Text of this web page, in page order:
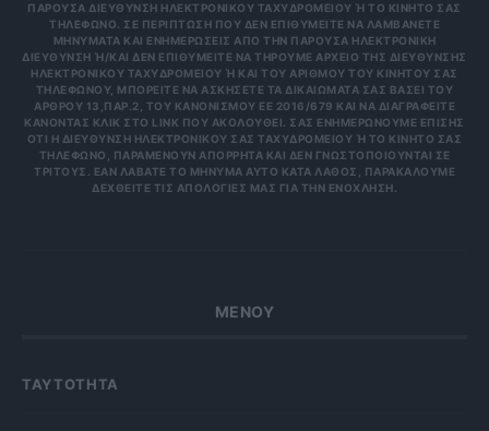
ΠΑΡΟΎΣΑ ΔΙΕΎΘΥΝΣΗ ΗΛΕΚΤΡΟΝΙΚΟΎ ΤΑΧΥΔΡΟΜΕΊΟΥ Ή ΤΟ ΚΙΝΗΤΌ ΣΑΣ Τ
ΗΛΈΦΩΝΟ. ΣΕ ΠΕΡΊΠΤΩΣΗ ΠΟΥ ΔΕΝ ΕΠΙΘΥΜΕΊΤΕ ΝΑ ΛΑΜΒΆΝΕΤΕ Μ
ΗΝΎΜΑΤΑ ΚΑΙ ΕΝΗΜΕΡΏΣΕΙΣ ΑΠΌ ΤΗΝ ΠΑΡΟΎΣΑ ΗΛΕΚΤΡΟΝΙΚΉ Δ
ΙΕΎΘΥΝΣΗ Ή/ΚΑΙ ΔΕΝ ΕΠΙΘΥΜΕΊΤΕ ΝΑ ΤΗΡΟΎΜΕ ΑΡΧΕΊΟ ΤΗΣ ΔΙΕΎΘΥΝΣΗΣ ΗΛ
ΕΚΤΡΟΝΙΚΟΎ ΤΑΧΥΔΡΟΜΕΊΟΥ Ή ΚΑΙ ΤΟΥ ΑΡΙΘΜΟΎ ΤΟΥ ΚΙΝΗΤΟΎ ΣΑΣ ΤΗΛ
ΕΦΏΝΟΥ, ΜΠΟΡΕΊΤΕ ΝΑ ΑΣΚΉΣΕΤΕ ΤΑ ΔΙΚΑΙΏΜΑΤΆ ΣΑΣ ΒΆΣΕΙ ΤΟΥ ΆΡΘ
ΡΟΥ 13,ΠΑΡ.2, ΤΟΥ ΚΑΝΟΝΙΣΜΟΎ ΕΕ 2016/679 ΚΑΙ ΝΑ ΔΙΑΓΡΑΦΕΊΤΕ ΚΆΝ
ΟΝΤΑΣ ΚΛΙΚ ΣΤΟ LINK ΠΟΥ ΑΚΟΛΟΥΘΕΊ. ΣΑΣ ΕΝΗΜΕΡΏΝΟΥΜΕ ΕΠΊΣΗΣ ΌΤΙ
Η ΔΙΕΎΘΥΝΣΗ ΗΛΕΚΤΡΟΝΙΚΟΎ ΣΑΣ ΤΑΧΥΔΡΟΜΕΊΟΥ Ή ΤΟ ΚΙΝΗΤΌ ΣΑΣ ΤΗΛΈ
ΦΩΝΟ, ΠΑΡΑΜΈΝΟΥΝ ΑΠΌΡΡΗΤΑ ΚΑΙ ΔΕΝ ΓΝΩΣΤΟΠΟΙΟΎΝΤΑΙ ΣΕ ΤΡΊΤ
ΟΥΣ. ΕΆΝ ΛΆΒΑΤΕ ΤΟ ΜΉΝΥΜΑ ΑΥΤΌ ΚΑΤΆ ΛΆΘΟΣ, ΠΑΡΑΚΑΛΟΎΜΕ ΔΕΧΘ
ΕΊΤΕ ΤΙΣ ΑΠΟΛΟΓΊΕΣ ΜΑΣ ΓΙΑ ΤΗΝ ΕΝΌΧΛΗΣΗ.
ΜΕΝΟΥ
ΤΑΥΤΟΤΗΤΑ